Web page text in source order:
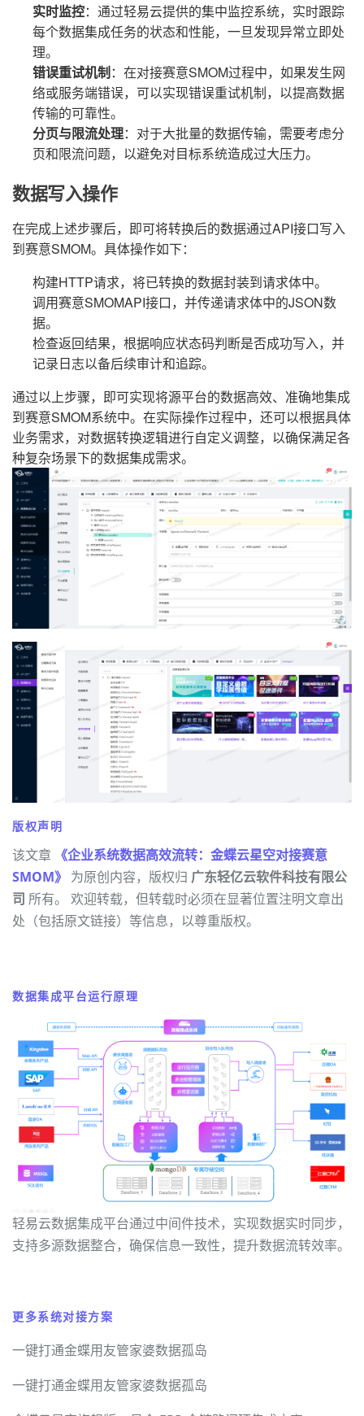
实时监控：通过轻易云提供的集中监控系统，实时跟踪
每个数据集成任务的状态和性能，一旦发现异常立即处
理。
错误重试机制：在对接赛意SMOM过程中，如果发生网
络或服务端错误，可以实现错误重试机制，以提高数据
传输的可靠性。
分页与限流处理：对于大批量的数据传输，需要考虑分
页和限流问题，以避免对目标系统造成过大压力。
数据写入操作
在完成上述步骤后，即可将转换后的数据通过API接口写入
到赛意SMOM。具体操作如下：
构建HTTP请求，将已转换的数据封装到请求体中。
调用赛意SMOMAPI接口，并传递请求体中的JSON数
据。
检查返回结果，根据响应状态码判断是否成功写入，并
记录日志以备后续审计和追踪。
通过以上步骤，即可实现将源平台的数据高效、准确地集成
到赛意SMOM系统中。在实际操作过程中，还可以根据具体
业务需求，对数据转换逻辑进行自定义调整，以确保满足各
种复杂场景下的数据集成需求。
版权声明
该文章 《企业系统数据高效流转：金蝶云星空对接赛意
SMOM》 为原创内容，版权归 广东轻亿云软件科技有限公
司 所有。 欢迎转载，但转载时必须在显著位置注明文章出
处（包括原文链接）等信息，以尊重版权。
数据集成平台运行原理
轻易云数据集成平台通过中间件技术，实现数据实时同步，
支持多源数据整合，确保信息一致性，提升数据流转效率。
更多系统对接方案
一键打通金蝶用友管家婆数据孤岛
一键打通金蝶用友管家婆数据孤岛